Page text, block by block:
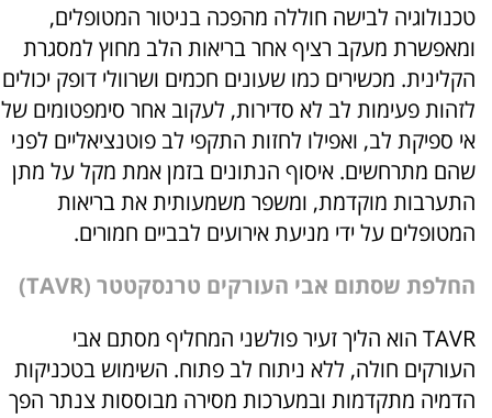
טכנולוגיה לבישה חוללה מהפכה בניטור המטופלים,
ומאפשרת מעקב רציף אחר בריאות הלב מחוץ למסגרת
הקלינית. מכשירים כמו שעונים חכמים ושרוולי דופק יכולים
לזהות פעימות לב לא סדירות, לעקוב אחר סימפטומים של
אי ספיקת לב, ואפילו לחזות התקפי לב פוטנציאליים לפני
שהם מתרחשים. איסוף הנתונים בזמן אמת מקל על מתן
התערבות מוקדמת, ומשפר משמעותית את בריאות
המטופלים על ידי מניעת אירועים לבביים חמורים.
החלפת שסתום אבי העורקים טרנסקטטר (TAVR)
TAVR הוא הליך זעיר פולשני המחליף מסתם אבי
העורקים חולה, ללא ניתוח לב פתוח. השימוש בטכניקות
הדמיה מתקדמות ובמערכות מסירה מבוססות צנתר הפך